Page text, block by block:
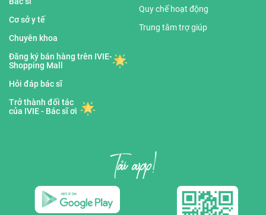
Cơ sở y tế
Chuyên khoa
Đăng ký bán hàng trên IVIE-
Shopping Mall
Hỏi đáp bác sĩ
Trở thành đối tác
của IVIE - Bác sĩ ơi
Quy chế hoạt động
Trung tâm trợ giúp